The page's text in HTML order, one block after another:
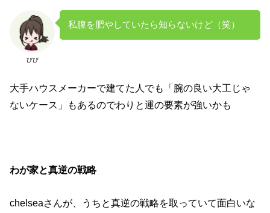
びび
私腹を肥やしていたら知らないけど（笑）
大手ハウスメーカーで建てた人でも「腕の良い大工じゃ
ないケース」もあるのでわりと運の要素が強いかも
わが家と真逆の戦略
chelseaさんが、うちと真逆の戦略を取っていて面白いな